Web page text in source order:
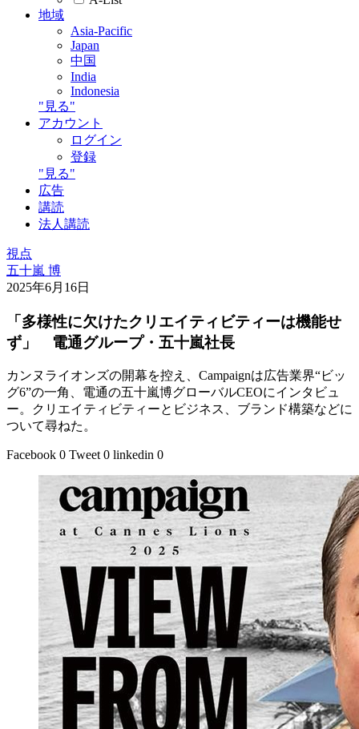
地域
Asia-Pacific
Japan
中国
India
Indonesia
"見る"
アカウント
ログイン
登録
"見る"
広告
講読
法人講読
視点
五十嵐 博
2025年6月16日
「多様性に欠けたクリエイティビティーは機能せ
ず」 電通グループ・五十嵐社長
カンヌライオンズの開幕を控え、Campaignは広告業界“ビッ
グ6”の一角、電通の五十嵐博グローバルCEOにインタビュ
ー。クリエイティビティーとビジネス、ブランド構築などに
ついて尋ねた。
Facebook 0 Tweet 0 linkedin 0